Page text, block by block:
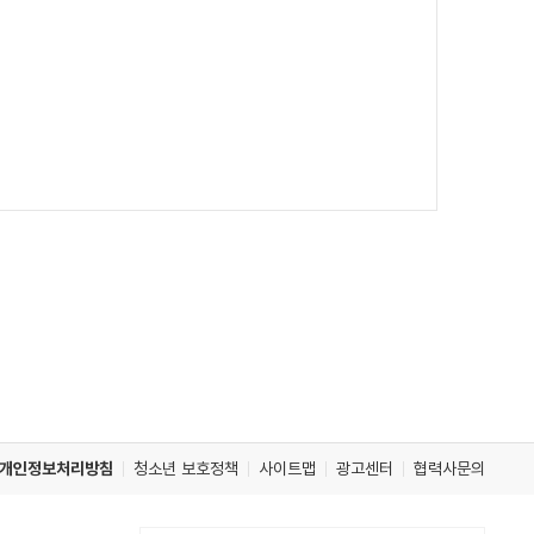
개인정보처리방침 청소년 보호정책 사이트맵 광고센터 협력사문의